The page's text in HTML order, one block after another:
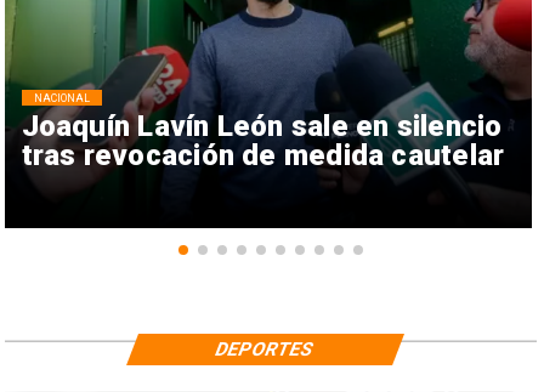
Joaquín Lavín León sale en silencio
tras revocación de medida cautelar
NACIONAL
DEPORTES